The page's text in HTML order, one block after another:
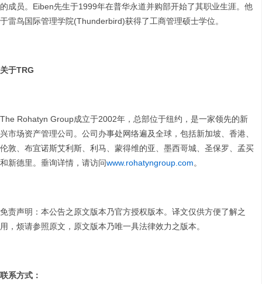
的成员。Eiben先生于1999年在普华永道并购部开始了其职业生涯。他
于雷鸟国际管理学院(Thunderbird)获得了工商管理硕士学位。
关于TRG
The Rohatyn Group成立于2002年，总部位于纽约，是一家领先的新
兴市场资产管理公司。公司办事处网络遍及全球，包括新加坡、香港、
伦敦、布宜诺斯艾利斯、利马、蒙得维的亚、墨西哥城、圣保罗、孟买
和新德里。垂询详情，请访问www.rohatyngroup.com。
免责声明：本公告之原文版本乃官方授权版本。译文仅供方便了解之
用，烦请参照原文，原文版本乃唯一具法律效力之版本。
联系方式：